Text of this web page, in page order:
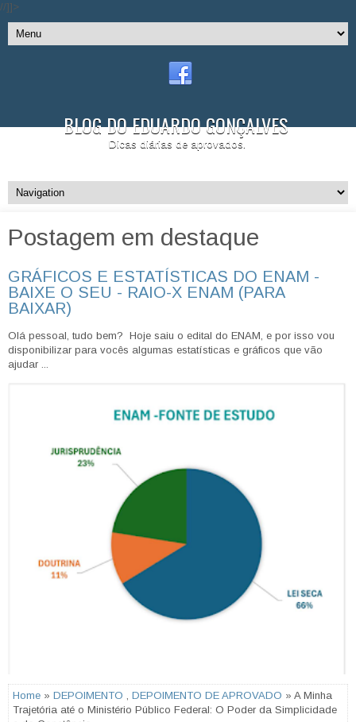
//]]>
BLOG DO EDUARDO GONÇALVES
Dicas diárias de aprovados.
Postagem em destaque
GRÁFICOS E ESTATÍSTICAS DO ENAM -
BAIXE O SEU - RAIO-X ENAM (PARA
BAIXAR)
Olá pessoal, tudo bem? Hoje saiu o edital do ENAM, e por isso vou
disponibilizar para vocês algumas estatísticas e gráficos que vão
ajudar ...
Home » DEPOIMENTO DEPOIMENTO DE APROVADO » A Minha
Trajetória até o Ministério Público Federal: O Poder da Simplicidade